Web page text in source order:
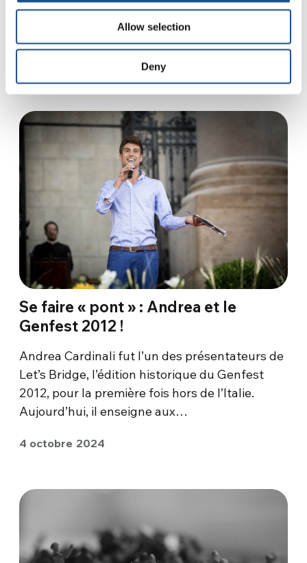
Allow selection
Deny
(IRAP) offre instruction, inclusion et soutien
intégral aux enfants sourds et aux…
Se faire « pont » : Andrea et le
Genfest 2012 !
Andrea Cardinali fut l’un des présentateurs de
Let’s Bridge, l’édition historique du Genfest
2012, pour la première fois hors de l’Italie.
Aujourd’hui, il enseigne aux…
4 octobre 2024